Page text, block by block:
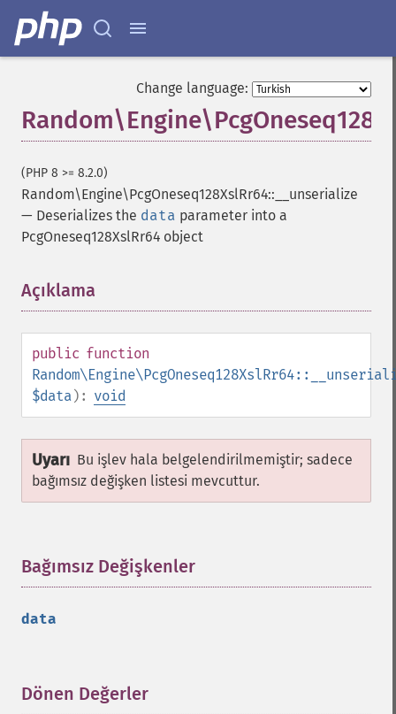
Change language:
(PHP 8 >= 8.2.0)
Random\Engine\PcgOneseq128XslRr64::__unserialize
— Deserializes the data parameter into a
PcgOneseq128XslRr64 object
Açıklama
public function
$data): void
Uyarı Bu işlev hala belgelendirilmemiştir; sadece
bağımsız değişken listesi mevcuttur.
Bağımsız Değişkenler
data
Dönen Değerler